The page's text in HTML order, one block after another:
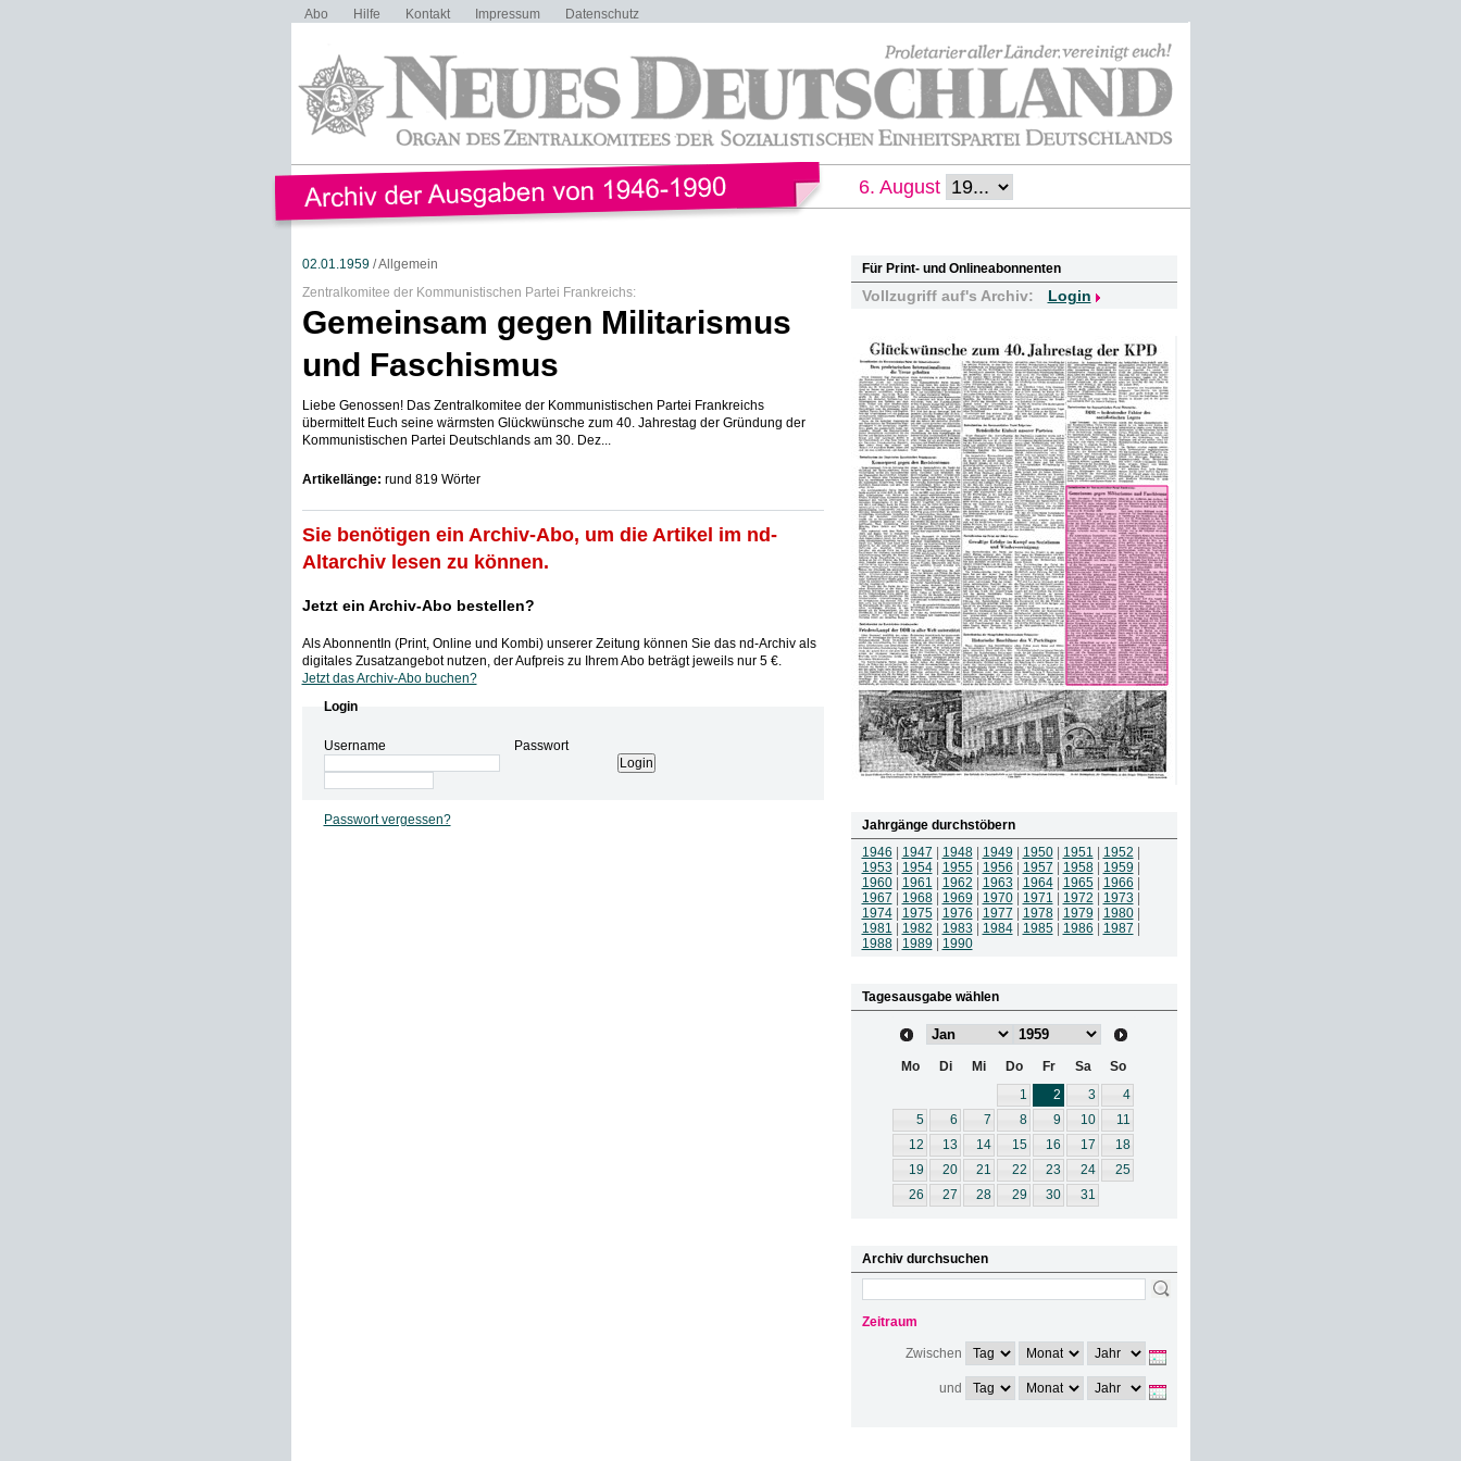
Abo Hilfe Kontakt Impressum Datenschutz
6. August
02.01.1959/ Allgemein
Zentralkomitee der Kommunistischen Partei Frankreichs:
Gemeinsam gegen Militarismus
und Faschismus
Liebe Genossen! Das Zentralkomitee der Kommunistischen Partei Frankreichs
übermittelt Euch seine wärmsten Glückwünsche zum 40. Jahrestag der Gründung der
Kommunistischen Partei Deutschlands am 30. Dez...
Artikellänge: rund 819 Wörter
Sie benötigen ein Archiv-Abo, um die Artikel im nd-
Altarchiv lesen zu können.
Jetzt ein Archiv-Abo bestellen?
Als AbonnentIn (Print, Online und Kombi) unserer Zeitung können Sie das nd-Archiv als
digitales Zusatzangebot nutzen, der Aufpreis zu Ihrem Abo beträgt jeweils nur 5 €.
Jetzt das Archiv-Abo buchen?
Login
Username Passwort
Passwort vergessen?
Für Print- und Onlineabonnenten
Vollzugriff auf's Archiv: Login
Jahrgänge durchstöbern
1946
1947 1948| 1949 1950| 1951 1952
1953
1954| 1955| 1956 1957 1958| 1959
1960| 1961 1962 1963 1964| 1965| 1966
1967
1968| 1969 1970| 1971 1972 1973
1974| 1975| 1976 1977 1978| 1979 1980|
1981
1982 1983 1984| 1985| 1986 1987
1988| 1989 1990
Tagesausgabe wählen
Mo Di Mi Do Fr Sa
So
1
2 3
4
5
6 7 8 9 10
11
12
13 14 15 16 17
18
19
20 21 22 23 24
25
26
27 28 29 30 31
Archiv durchsuchen
Zeitraum
Zwischen
und